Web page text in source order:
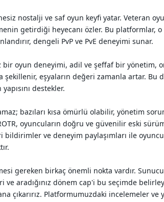
nostalji ve saf oyun keyfi yatar. Veteran
getirdiği heyecanı özler. Bu platformlar,
dengeli PvP ve PvE deneyimi sunar.
bir oyun deneyimi, adil ve şeffaf bir
şekillenir, eşyaların değeri zamanla artar.
destekler.
bazıları kısa ömürlü olabilir, yönetim
oyuncuların doğru ve güvenilir eski
ve deneyim paylaşımları ile
gereken birkaç önemli nokta vardır.
ve aradığınız dönem cap'i bu seçimde
çıkarırız. Platformumuzdaki incelemeler